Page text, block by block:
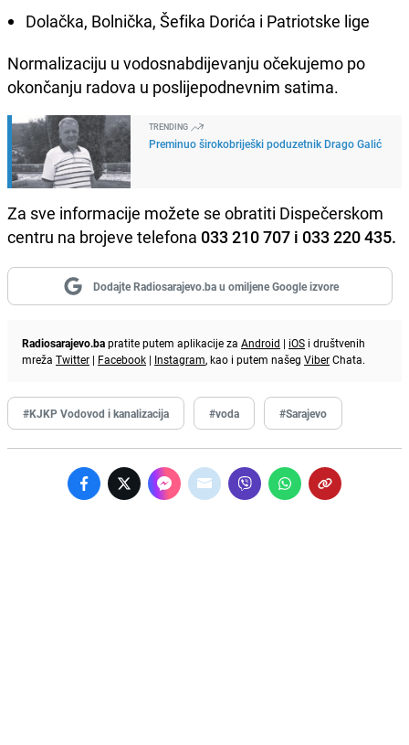
Dolačka, Bolnička, Šefika Dorića i Patriotske lige
Normalizaciju u vodosnabdijevanju očekujemo po
okončanju radova u poslijepodnevnim satima.
TRENDING
Preminuo širokobriješki poduzetnik Drago Galić
Za sve informacije možete se obratiti Dispečerskom
centru na brojeve telefona 033 210 707 i 033 220 435.
Dodajte Radiosarajevo.ba u omiljene Google izvore
Radiosarajevo.bapratite putem aplikacije za Android | iOS i društvenih
mreža Twitter | Facebook | Instagram, kao i putem našeg ViberChata.
#KJKP Vodovod i kanalizacija #voda #Sarajevo